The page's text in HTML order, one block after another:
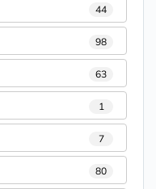
44
98
63
1
7
80